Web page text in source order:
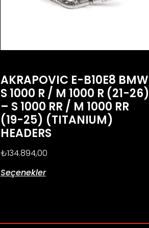
AKRAPOVIC E-B10E8 BMW
S 1000 R / M 1000 R (21-26)
– S 1000 RR / M 1000 RR
(19-25) (TITANIUM)
HEADERS
₺134.894,00
Seçenekler